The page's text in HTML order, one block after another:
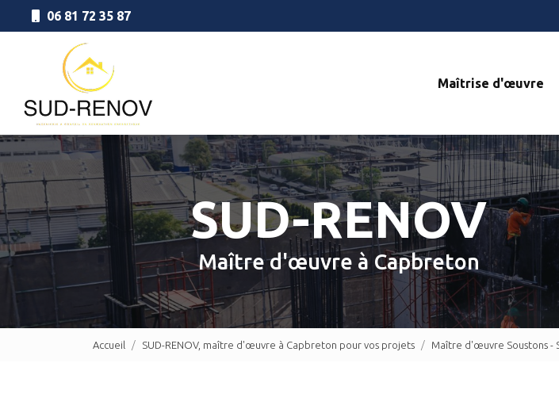
06 81 72 35 87
Maîtrise d'œuvre
SUD-RENOV
Maître d'œuvre à Capbreton
Accueil SUD-RENOV, maître d'œuvre à Capbreton pour vos projets Maître d'œuvre Soustons -